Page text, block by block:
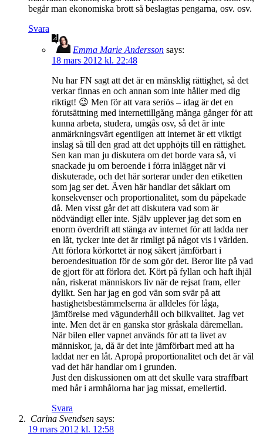
begår man ekonomiska brott så beslagtas pengarna, osv. osv.
Svara
Emma Marie Andersson says:
18 mars 2012 kl. 22:48
Nu har FN sagt att det är en mänsklig rättighet, så det
verkar finnas en och annan som inte håller med dig
riktigt! 😉 Men för att vara seriös – idag är det en
förutsättning med internettillgång många gånger för att
kunna arbeta, studera, umgås osv, så det är inte
anmärkningsvärt egentligen att internet är ett viktigt
inslag så till den grad att det upphöjts till en rättighet.
Sen kan man ju diskutera om det borde vara så, vi
snackade ju om beroende i förra inlägget när vi
diskuterade, och det här sorterar under den etiketten
som jag ser det. Även här handlar det såklart om
konsekvenser och proportionalitet, som du påpekade
då. Men visst går det att diskutera vad som är
nödvändigt eller inte. Själv upplever jag det som en
enorm överdrift att stänga av internet för att ladda ner
en låt, tycker inte det är rimligt på något vis i världen.
Att förlora körkortet är nog säkert jämförbart i
beroendesituation för de som gör det. Beror lite på vad
de gjort för att förlora det. Kört på fyllan och haft ihjäl
nån, riskerat människors liv när de rejsat fram, eller
dylikt. Sen har jag en god vän som svär på att
hastighetsbestämmelserna är alldeles för låga,
jämförelse med vägunderhåll och bilkvalitet. Jag vet
inte. Men det är en ganska stor gråskala däremellan.
När bilen eller vapnet används för att ta livet av
människor, ja, då är det inte jämförbart med att ha
laddat ner en låt. Apropå proportionalitet och det är väl
vad det här handlar om i grunden.
Just den diskussionen om att det skulle vara straffbart
med hår i armhålorna har jag missat, emellertid.
Svara
Carina Svendsen says:
19 mars 2012 kl. 12:58